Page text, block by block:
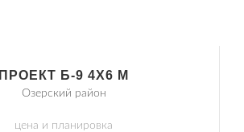
ПРОЕКТ Б-9 4Х6 М
Озерский район
цена и планировка